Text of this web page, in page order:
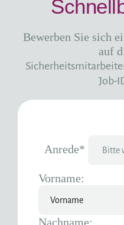
Bewerben Sie sich
auf
Job-
Anrede*
Vorname:
Nachname: